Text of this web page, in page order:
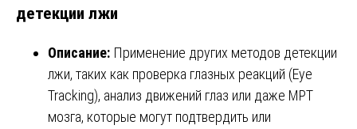
детекции лжи
Описание: Применение других методов детекции
лжи, таких как проверка глазных реакций (Eye
Tracking), анализ движений глаз или даже МРТ
мозга, которые могут подтвердить или